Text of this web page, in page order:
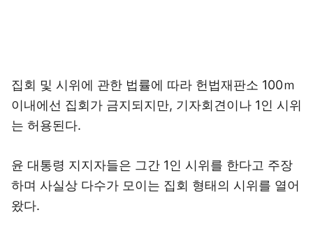
집회 및 시위에 관한 법률에 따라 헌법재판소 100ｍ
이내에선 집회가 금지되지만, 기자회견이나 1인 시위
는 허용된다.
윤 대통령 지지자들은 그간 1인 시위를 한다고 주장
하며 사실상 다수가 모이는 집회 형태의 시위를 열어
왔다.